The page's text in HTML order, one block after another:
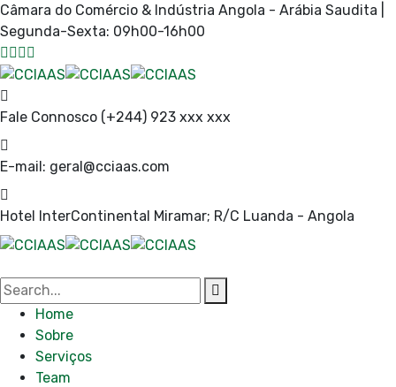
Câmara do Comércio & Indústria Angola - Arábia Saudita |
Segunda-Sexta: 09h00-16h00
Fale Connosco (+244) 923 xxx xxx
E-mail: geral@cciaas.com
Hotel InterContinental Miramar; R/C Luanda - Angola
Home
Sobre
Serviços
Team